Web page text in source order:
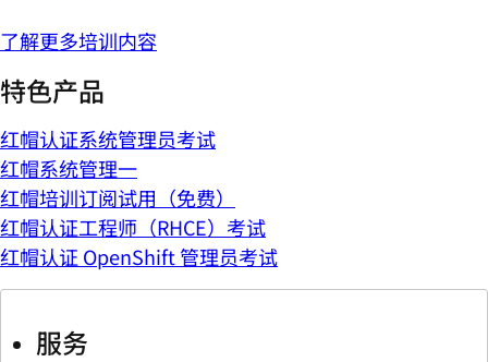
了解更多培训内容
特色产品
红帽认证系统管理员考试
红帽系统管理一
红帽培训订阅试用（免费）
红帽认证工程师（RHCE）考试
红帽认证 OpenShift 管理员考试
服务